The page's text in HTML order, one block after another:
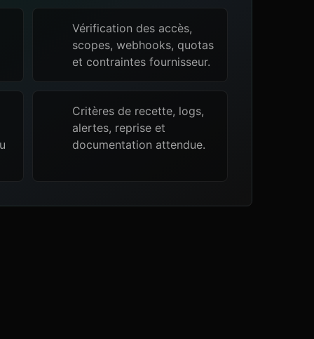
Vérification des accès,
scopes, webhooks, quotas
et contraintes fournisseur.
Critères de recette, logs,
alertes, reprise et
documentation attendue.